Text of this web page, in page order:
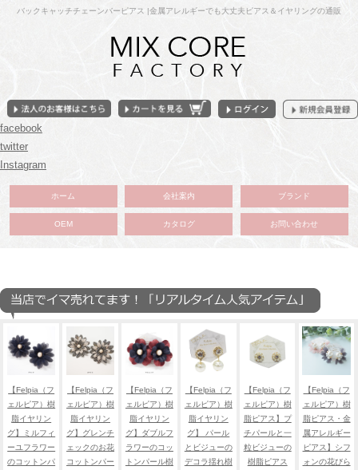
バックキャッチチェーンバーピアス |金属アレルギーでも大丈夫ピアス＆イヤリングの通販
facebook
twitter
Instagram
ホーム 会社案内 ブランド
OEM カタログ お問い合わせ
【Felpia（フ
ェルピア）樹
脂イヤリン
グ】ミルフィ
ーユフラワー
のコットンパ
【Felpia（フ
ェルピア）樹
脂イヤリン
グ】グレンチ
ェックのお花
コットンパー
【Felpia（フ
ェルピア）樹
脂イヤリン
グ】ダブルフ
ラワーのコッ
トンパール樹
【Felpia（フ
ェルピア）樹
脂イヤリン
グ】 パール
とビジューの
デコラ揺れ樹
【Felpia（フ
ェルピア）樹
脂ピアス】プ
チパールと一
粒ビジューの
樹脂ピアス
【Felpia（フ
ェルピア）樹
脂ピアス・金
属アレルギー
ピアス】シフ
ォンの花びら